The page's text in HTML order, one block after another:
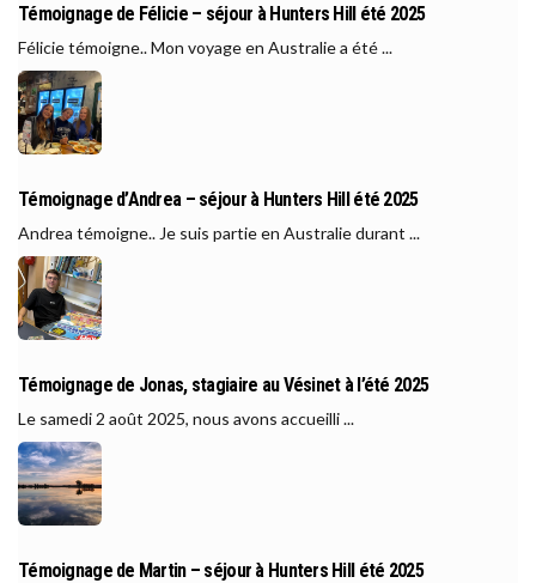
Témoignage de Félicie – séjour à Hunters Hill été 2025
Félicie témoigne.. Mon voyage en Australie a été ...
Témoignage d’Andrea – séjour à Hunters Hill été 2025
Andrea témoigne.. Je suis partie en Australie durant ...
Témoignage de Jonas, stagiaire au Vésinet à l’été 2025
Le samedi 2 août 2025, nous avons accueilli ...
Témoignage de Martin – séjour à Hunters Hill été 2025